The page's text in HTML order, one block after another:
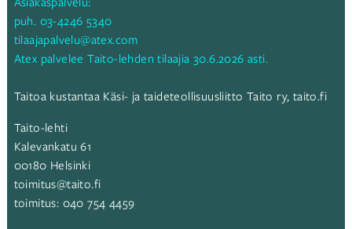
puh. 03-4246 5340
tilaajapalvelu@atex.com
Atex palvelee Taito-lehden tilaajia 30.6.2026 asti.
Taitoa kustantaa Käsi- ja taideteollisuusliitto Taito ry, taito.fi
Taito-lehti
Kalevankatu 61
00180 Helsinki
toimitus@taito.fi
toimitus: 040 754 4459